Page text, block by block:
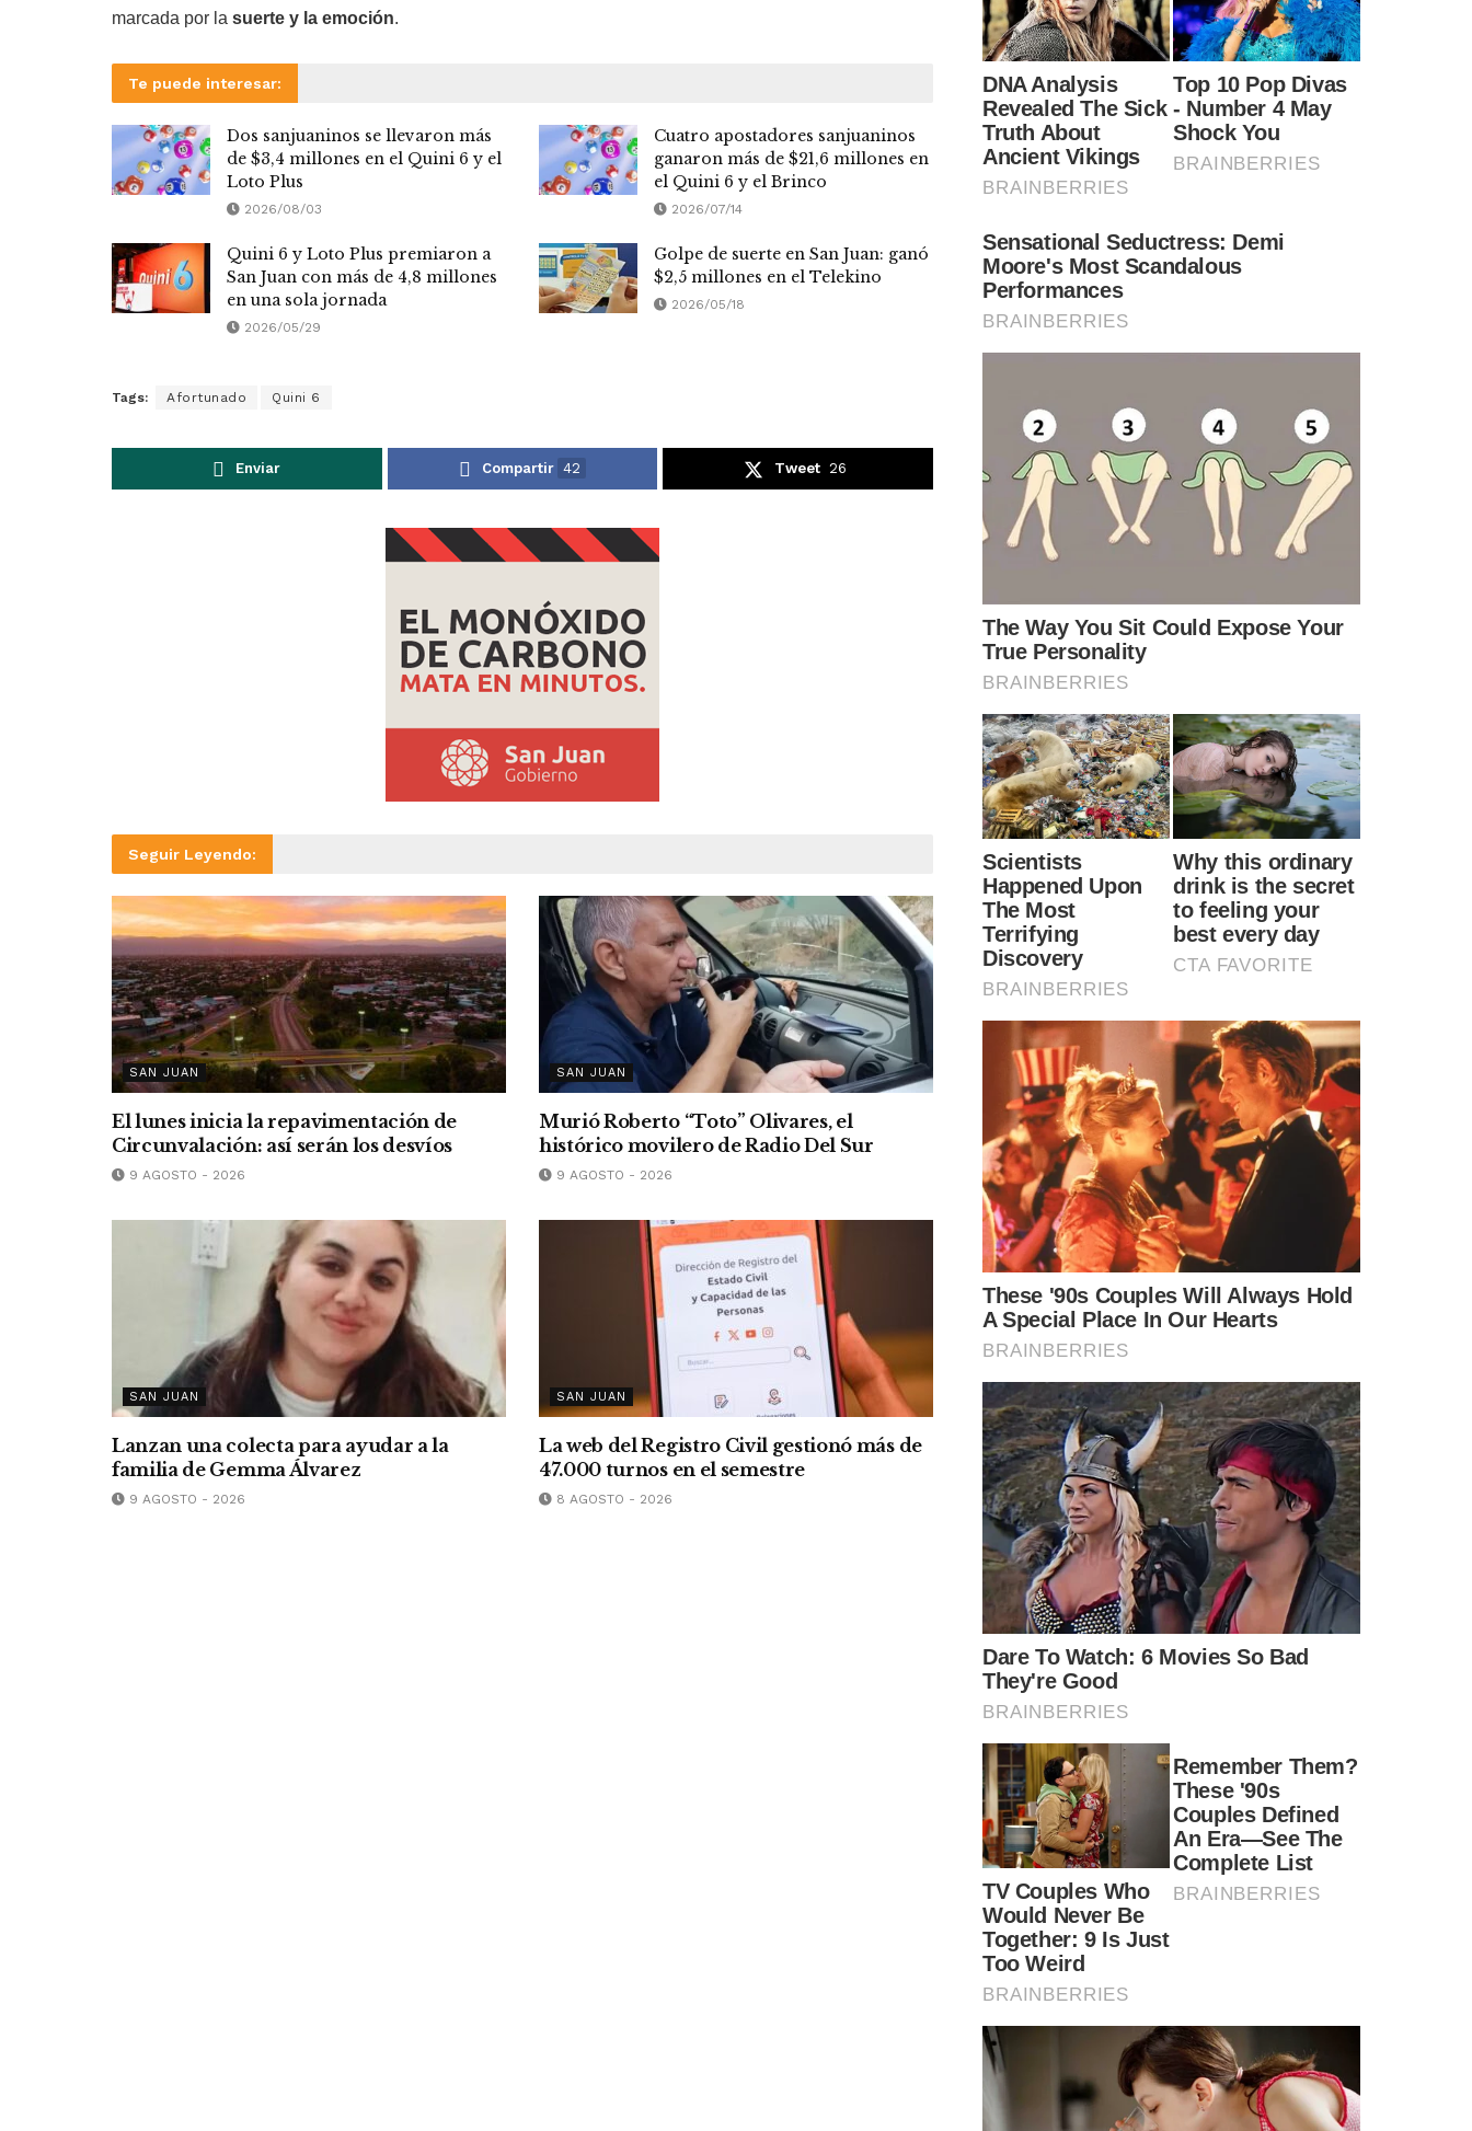
marcada por la suerte y la emoción.
Te puede interesar:
Dos sanjuaninos se llevaron más
de $3,4 millones en el Quini 6 y el
Loto Plus
2026/08/03
Cuatro apostadores sanjuaninos
ganaron más de $21,6 millones en
el Quini 6 y el Brinco
2026/07/14
Quini 6 y Loto Plus premiaron a
San Juan con más de 4,8 millones
en una sola jornada
2026/05/29
Golpe de suerte en San Juan: ganó
$2,5 millones en el Telekino
2026/05/18
Tags: Afortunado Quini 6
Enviar Compartir 42 Tweet 26
Seguir Leyendo:
SAN JUAN
El lunes inicia la repavimentación de
Circunvalación: así serán los desvíos
9 AGOSTO - 2026
SAN JUAN
Murió Roberto “Toto” Olivares, el
histórico movilero de Radio Del Sur
9 AGOSTO - 2026
SAN JUAN
Lanzan una colecta para ayudar a la
familia de Gemma Álvarez
9 AGOSTO - 2026
SAN JUAN
La web del Registro Civil gestionó más de
47.000 turnos en el semestre
8 AGOSTO - 2026